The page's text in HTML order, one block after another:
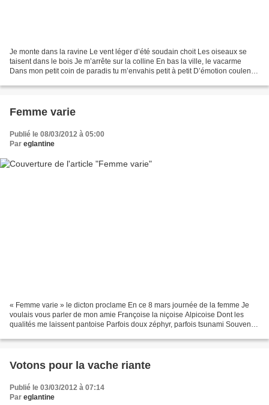
Je monte dans la ravine Le vent léger d’été soudain choit Les oiseaux se
taisent dans le bois Je m’arrête sur la colline En bas la ville, le vacarme
Dans mon petit coin de paradis tu m’envahis petit à petit D’émotion coulent
Femme varie
Publié le 08/03/2012 à 05:00
Par eglantine
« Femme varie » le dicton proclame En ce 8 mars journée de la femme Je
voulais vous parler de mon amie Françoise la niçoise Alpicoise Dont les
qualités me laissent pantoise Parfois doux zéphyr, parfois tsunami Souvent
Votons pour la vache riante
Publié le 03/03/2012 à 07:14
Par eglantine